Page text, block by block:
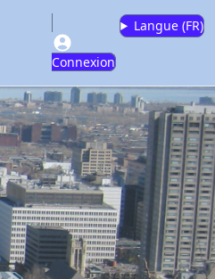
Connexion
Langue (FR)